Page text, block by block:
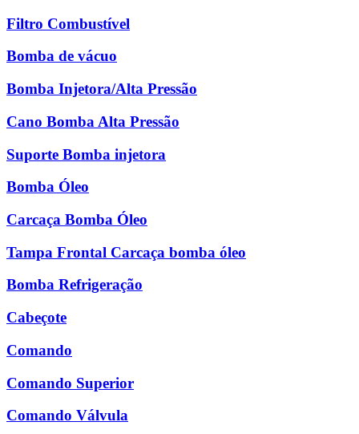
Filtro Combustível
Bomba de vácuo
Bomba Injetora/Alta Pressão
Cano Bomba Alta Pressão
Suporte Bomba injetora
Bomba Óleo
Carcaça Bomba Óleo
Tampa Frontal Carcaça bomba óleo
Bomba Refrigeração
Cabeçote
Comando
Comando Superior
Comando Válvula